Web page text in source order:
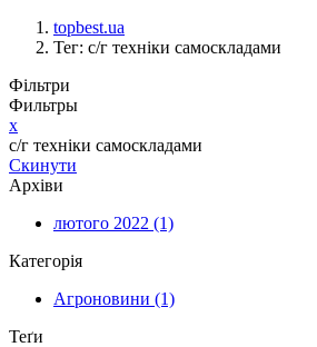
topbest.ua
Тег: с/г техніки самоскладами
Фільтри
Фильтры
x
с/г техніки самоскладами
Скинути
Архіви
лютого 2022 (1)
Категорія
Агроновини (1)
Теґи